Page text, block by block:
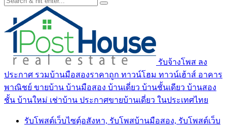
รับจ้างโพส ลง
ประกาศ รวมบ้านมือสองราคาถูก ทาวน์โฮม ทาวน์เฮ้าส์ อาคาร
พาณิชย์ ขายบ้าน บ้านมือสอง บ้านเดี่ยว บ้านชั้นเดียว บ้านสอง
ชั้น บ้านใหม่ เช่าบ้าน ประกาศขายบ้านเดี่ยว ในประเทศไทย
รับโพสต์เว็บไซตฺ์อสังหา, รับโพสบ้านมือสอง, รับโพสต์เว็บ